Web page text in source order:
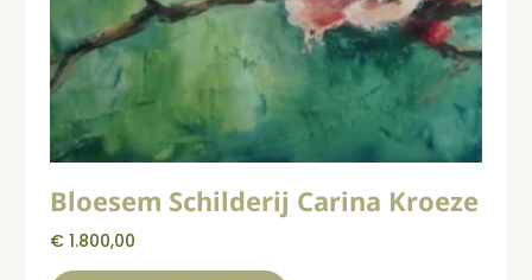
Bloesem Schilderij Carina Kroeze
€ 1.800,00